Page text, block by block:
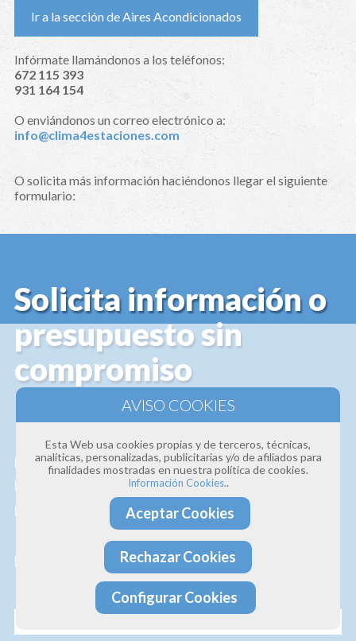
Ir a la sección de Aires Acondicionados
Infórmate llamándonos a los teléfonos:
672 115 393
931 164 154
O enviándonos un correo electrónico a:
info@clima4estaciones.com
O solicita más información haciéndonos llegar el siguiente
formulario:
Solicita información o
presupuesto sin
compromiso
productos y servicios, así que si deseas que te
hagamos un presupuesto personalizado te lo
hacemos sin ningún compromiso.
Profesionalidad · Experiencia · Efectividad
Esta Web usa cookies propias y de terceros, técnicas,
analíticas, personalizadas, publicitarias y/o de afiliados para
finalidades mostradas en nuestra política de cookies.
Información Cookies..
Aceptar Cookies
Rechazar Cookies
Configurar Cookies